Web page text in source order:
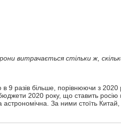
витрачається стільки ж,
9 разів більше, порівнюючи з
бюджети 2020 року, що ставить
За ними стоїть Китай,